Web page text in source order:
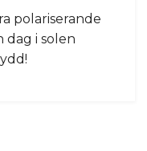
polariserande
dag i solen